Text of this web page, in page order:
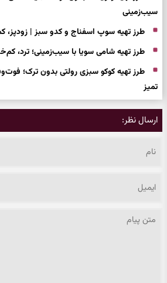
سیب‌زمینی
طرز تهیه سوپ اسفناج و کدو سبز | زودپز،
طرز تهیه شامی سویا با سیب‌زمینی؛ ترد،
طرز تهیه کوکو سبزی رولتی بدون ترک؛
تمیز
ارسال نظر: